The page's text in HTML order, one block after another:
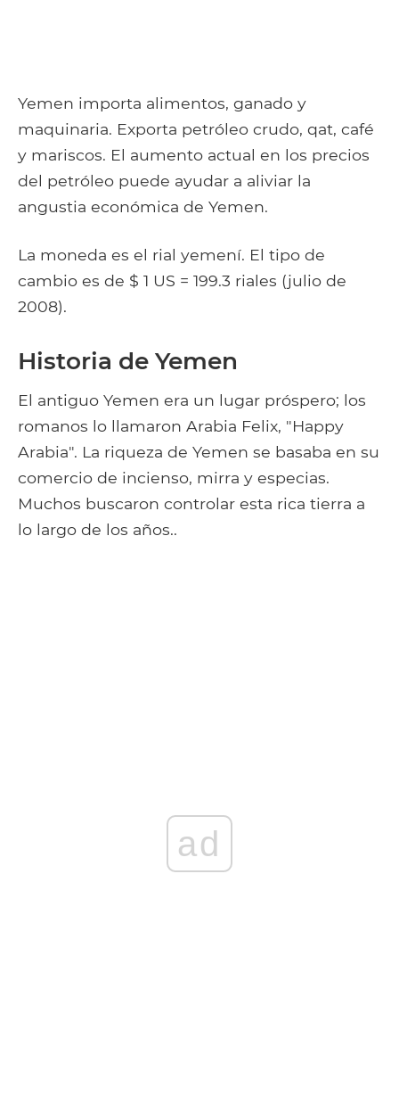
Yemen importa alimentos, ganado y
maquinaria. Exporta petróleo crudo, qat, café
y mariscos. El aumento actual en los precios
del petróleo puede ayudar a aliviar la
angustia económica de Yemen.
La moneda es el rial yemení. El tipo de
cambio es de $ 1 US = 199.3 riales (julio de
2008).
Historia de Yemen
El antiguo Yemen era un lugar próspero; los
romanos lo llamaron Arabia Felix, "Happy
Arabia". La riqueza de Yemen se basaba en su
comercio de incienso, mirra y especias.
Muchos buscaron controlar esta rica tierra a
lo largo de los años..
ad